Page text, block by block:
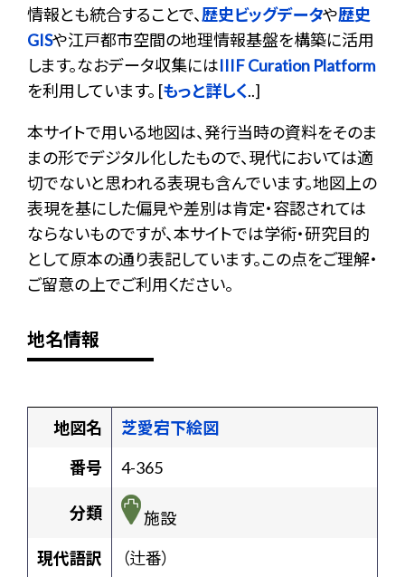
情報とも統合することで、歴史ビッグデータや歴史
GISや江戸都市空間の地理情報基盤を構築に活用
します。なおデータ収集にはIIIF Curation Platform
を利用しています。 [もっと詳しく..]
本サイトで用いる地図は、発行当時の資料をそのま
まの形でデジタル化したもので、現代においては適
切でないと思われる表現も含んでいます。地図上の
表現を基にした偏見や差別は肯定・容認されては
ならないものですが、本サイトでは学術・研究目的
として原本の通り表記しています。この点をご理解・
ご留意の上でご利用ください。
地名情報
地図名
芝愛宕下絵図
番号
4-365
分類
施設
現代語訳
（辻番）